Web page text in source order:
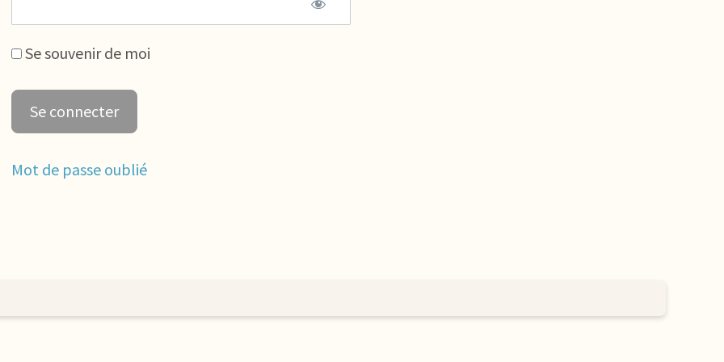
Se souvenir de moi
Mot de passe oublié